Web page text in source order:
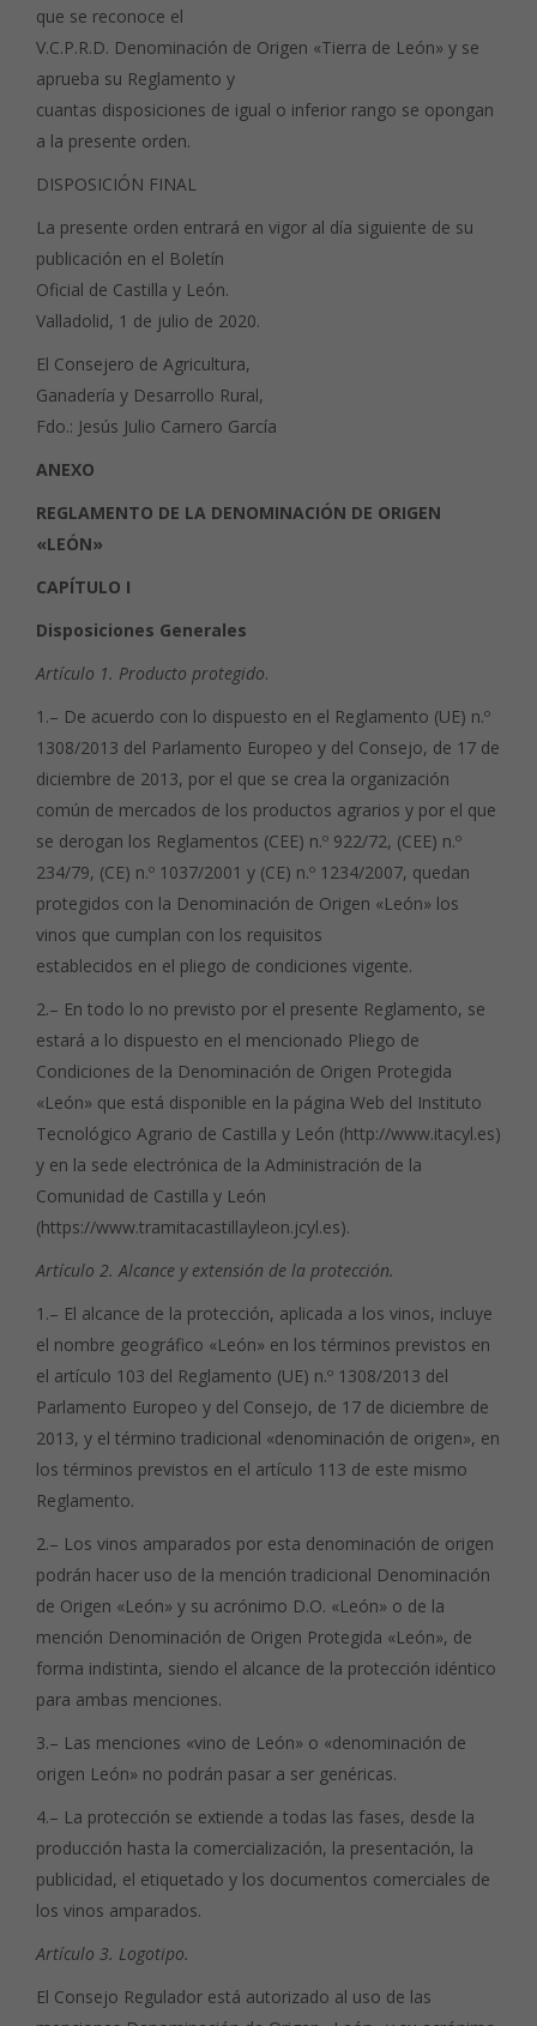
que se reconoce el
V.C.P.R.D. Denominación de Origen «Tierra de León» y se
aprueba su Reglamento y
cuantas disposiciones de igual o inferior rango se opongan
a la presente orden.
DISPOSICIÓN FINAL
La presente orden entrará en vigor al día siguiente de su
publicación en el Boletín
Oficial de Castilla y León.
Valladolid, 1 de julio de 2020.
El Consejero de Agricultura,
Ganadería y Desarrollo Rural,
Fdo.: Jesús Julio Carnero García
ANEXO
REGLAMENTO DE LA DENOMINACIÓN DE ORIGEN
«LEÓN»
CAPÍTULO I
Disposiciones Generales
Artículo 1. Producto protegido.
1.– De acuerdo con lo dispuesto en el Reglamento (UE) n.º
1308/2013 del Parlamento Europeo y del Consejo, de 17 de
diciembre de 2013, por el que se crea la organización
común de mercados de los productos agrarios y por el que
se derogan los Reglamentos (CEE) n.º 922/72, (CEE) n.º
234/79, (CE) n.º 1037/2001 y (CE) n.º 1234/2007, quedan
protegidos con la Denominación de Origen «León» los
vinos que cumplan con los requisitos
establecidos en el pliego de condiciones vigente.
2.– En todo lo no previsto por el presente Reglamento, se
estará a lo dispuesto en el mencionado Pliego de
Condiciones de la Denominación de Origen Protegida
«León» que está disponible en la página Web del Instituto
Tecnológico Agrario de Castilla y León (http://www.itacyl.es)
y en la sede electrónica de la Administración de la
Comunidad de Castilla y León
(https://www.tramitacastillayleon.jcyl.es).
Artículo 2. Alcance y extensión de la protección.
1.– El alcance de la protección, aplicada a los vinos, incluye
el nombre geográfico «León» en los términos previstos en
el artículo 103 del Reglamento (UE) n.º 1308/2013 del
Parlamento Europeo y del Consejo, de 17 de diciembre de
2013, y el término tradicional «denominación de origen», en
los términos previstos en el artículo 113 de este mismo
Reglamento.
2.– Los vinos amparados por esta denominación de origen
podrán hacer uso de la mención tradicional Denominación
de Origen «León» y su acrónimo D.O. «León» o de la
mención Denominación de Origen Protegida «León», de
forma indistinta, siendo el alcance de la protección idéntico
para ambas menciones.
3.– Las menciones «vino de León» o «denominación de
origen León» no podrán pasar a ser genéricas.
4.– La protección se extiende a todas las fases, desde la
producción hasta la comercialización, la presentación, la
publicidad, el etiquetado y los documentos comerciales de
los vinos amparados.
Artículo 3. Logotipo.
El Consejo Regulador está autorizado al uso de las